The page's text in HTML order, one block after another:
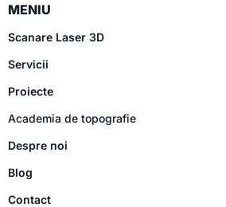
MENIU
Scanare Laser 3D
Servicii
Proiecte
Academia de topografie
Despre noi
Blog
Contact